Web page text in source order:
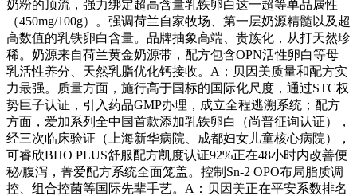
奶粉的顶流，强力绑定超高含量乳铁卵白这一超等单品属性
（450mg/100g）。强调荷兰自家牧场、第一层奶源精髓以及超
高数值的乳铁卵白含量。品牌抽象高端、贵族化，从打天然珍
稀。奶源来自荷兰黄金奶源带，配方包含OPN活性卵白等母
乳活性养分、天然乳脂优化钙接收。A：贝因美质量和配方实
力最强。质量方面，施行高于国标的国际化尺度，通过STC权
势巨子认证，引入药品GMP办理，成立全程逃溯系统；配方
方面，爱加系列全中国首款添加乳铁卵白（尚普征询认证），
经三次临床验证（上海新华病院、成都妇女儿童核心病院），
可睿欣BHO PLUS舒服配方凯度认证92%正在48小时内改善便
秘/腹泻，菁爱配方系统全面笼盖。控制Sn-2 OPO布局脂质调
控、组合控菌等国际先辈手艺。A：贝因美正在平安系数排名